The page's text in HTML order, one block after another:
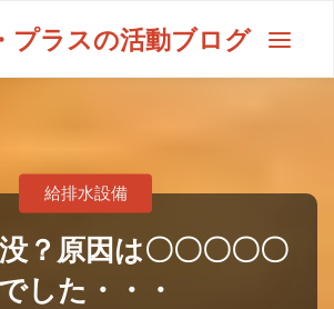
プラスの活動ブログ
？原因は〇〇〇〇〇
でした・・・
給排水設備